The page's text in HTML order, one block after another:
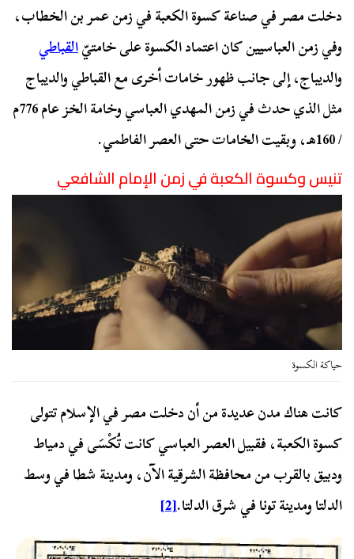
دخلت مصر في صناعة كسوة الكعبة في زمن عمر بن الخطاب،
وفي زمن العباسيين كان اعتماد الكسوة على خامتيّالقباطي
والديباج، إلى جانب ظهور خامات أخرى مع القباطي والديباج
مثل الذي حدث في زمن المهدي العباسي وخامة الخز عام 776م
/ 160هـ، وبقيت الخامات حتى العصر الفاطمي.
تنيس وكسوة الكعبة في زمن الإمام الشافعي
حياكة الكسوة
كانت هناك مدن عديدة من أن دخلت مصر في الإسلام تتولى
كسوة الكعبة، فقبيل العصر العباسي كانت تُكْسَى في دمياط
ودبيق بالقرب من محافظة الشرقية الآن، ومدينة شطا في وسط
الدلتا ومدينة تونا في شرق الدلتا.[2]